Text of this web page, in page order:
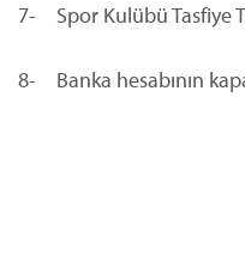
7-
Spor Kulübü Tasfiye
8-
Banka hesabının